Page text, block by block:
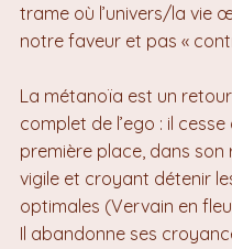
trame où l’univers/la vie
notre faveur et pas «
La métanoïa est un
complet de l’ego : il cesse
première place, dans son
vigile et croyant détenir
optimales (Vervain en
Il abandonne ses